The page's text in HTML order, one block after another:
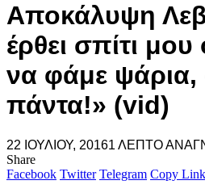
Αποκάλυψη
έρθει σπίτι
να φάμε ψάρια,
πάντα!» (vid)
22 ΙΟΥΛΊΟΥ, 20161 ΛΕΠΤΌ
Share
Facebook Twitter Telegram Copy Link